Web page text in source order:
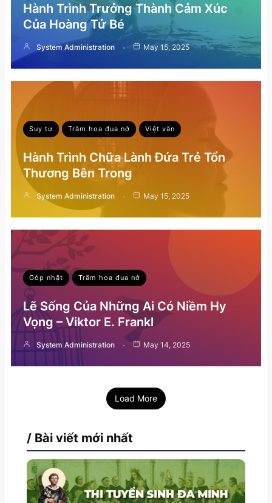
Hành Trình Trưởng Thành Cảm Xúc
Của Hoàng Tử Bé
System Administration May 15, 2025
Suy tư Trăm hoa đua nở Việt văn
Hành Trình Chữa Lành Đứa Trẻ Tổn
Thương Bên Trong
System Administration May 15, 2025
Góp nhặt Trăm hoa đua nở
Lẽ Sống Của Những Ai Có Niềm Hy
Vọng – Viktor E. Frankl
System Administration May 14, 2025
Load More
/ Bài viết mới nhất